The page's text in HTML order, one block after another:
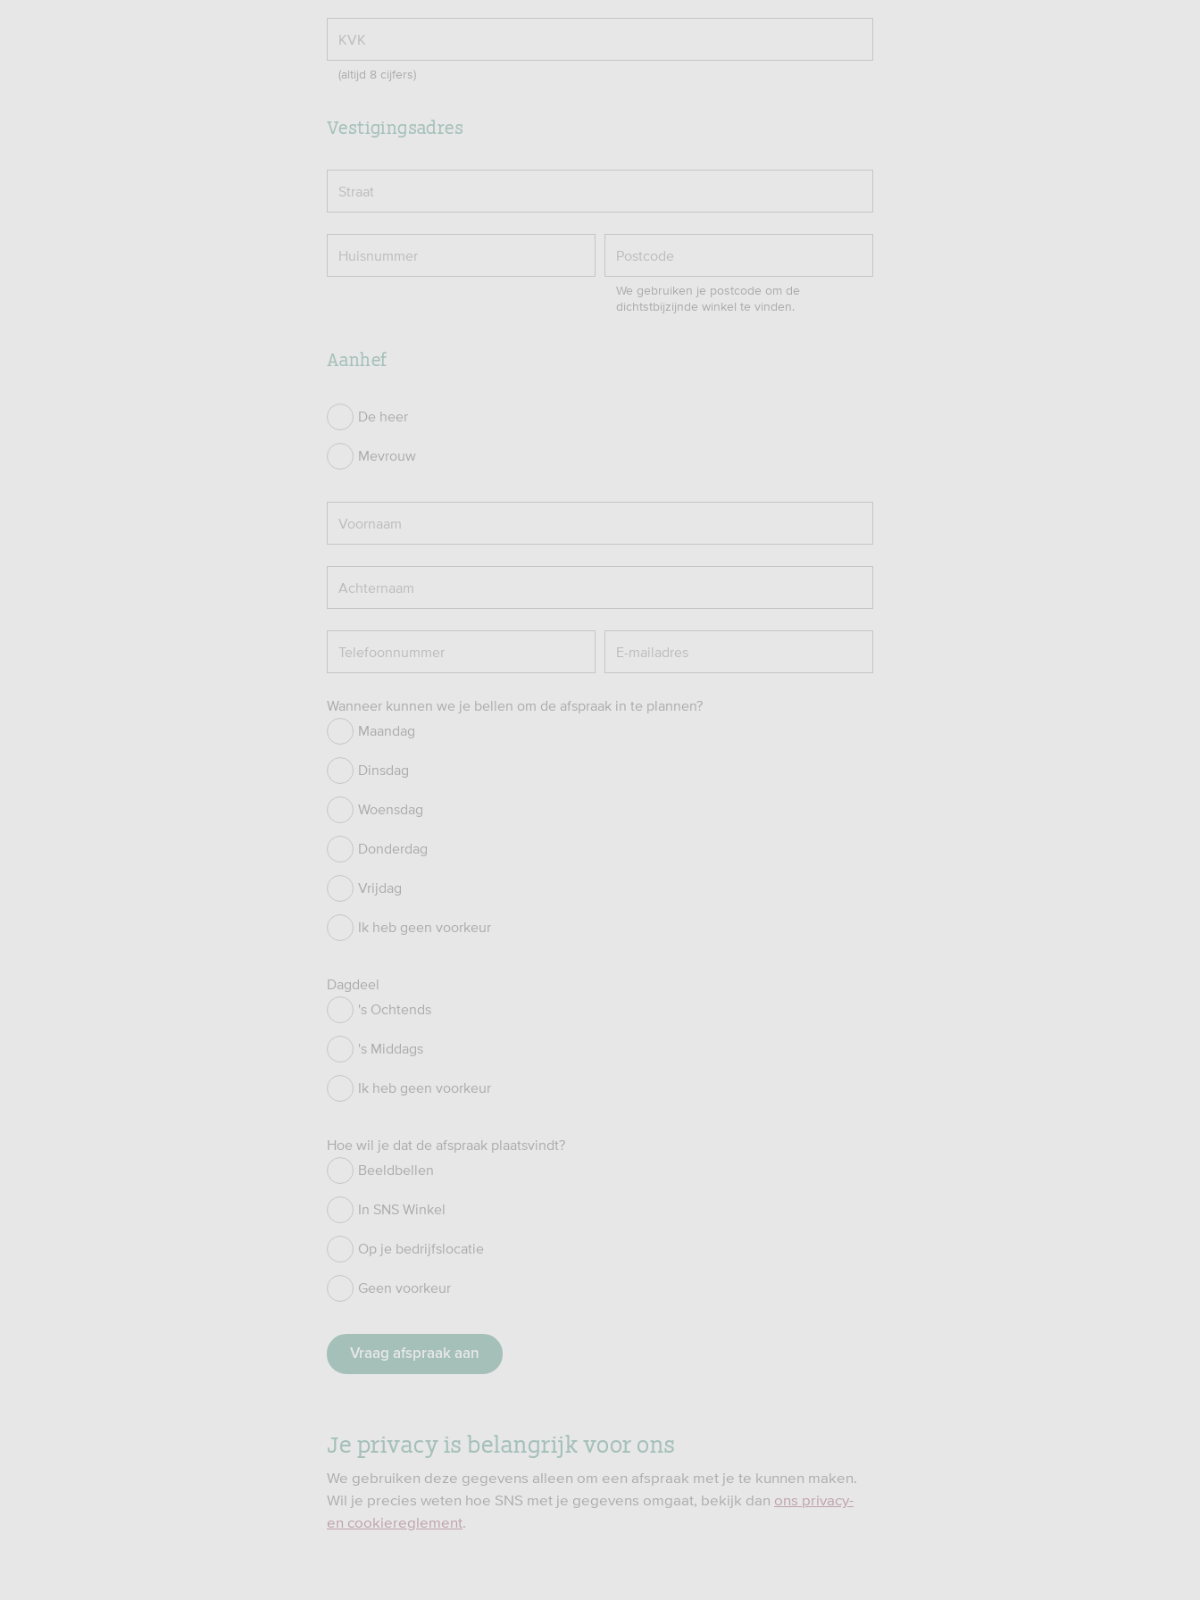
KVK
(altijd 8 cijfers)
Vestigingsadres
Straat
Huisnummer Postcode
We gebruiken je postcode om de
dichtstbijzijnde winkel te vinden.
Aanhef
De heer
Mevrouw
Voornaam
Achternaam
Telefoonnummer E-mailadres
Wanneer kunnen we je bellen om de afspraak in te plannen?
Maandag
Dinsdag
Woensdag
Donderdag
Vrijdag
Ik heb geen voorkeur
Dagdeel
's Ochtends
's Middags
Ik heb geen voorkeur
Hoe wil je dat de afspraak plaatsvindt?
Beeldbellen
In SNS Winkel
Op je bedrijfslocatie
Geen voorkeur
Je privacy is belangrijk voor ons
We gebruiken deze gegevens alleen om een afspraak met je te kunnen maken.
Wil je precies weten hoe SNS met je gegevens omgaat, bekijk dan ons privacy-
en cookiereglement.